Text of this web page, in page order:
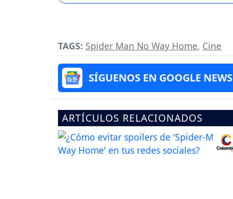
TAGS: Spider Man No Way Home, Cine
SÍGUENOS EN GOOGLE NEWS
ARTÍCULOS RELACIONADOS